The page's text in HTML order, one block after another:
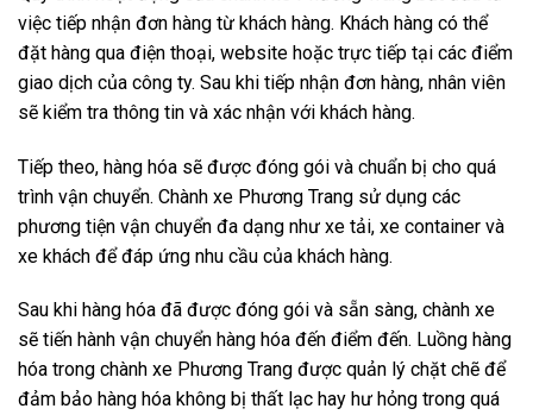
việc tiếp nhận đơn hàng từ khách hàng. Khách hàng có thể
đặt hàng qua điện thoại, website hoặc trực tiếp tại các điểm
giao dịch của công ty. Sau khi tiếp nhận đơn hàng, nhân viên
sẽ kiểm tra thông tin và xác nhận với khách hàng.
Tiếp theo, hàng hóa sẽ được đóng gói và chuẩn bị cho quá
trình vận chuyển. Chành xe Phương Trang sử dụng các
phương tiện vận chuyển đa dạng như xe tải, xe container và
xe khách để đáp ứng nhu cầu của khách hàng.
Sau khi hàng hóa đã được đóng gói và sẵn sàng, chành xe
sẽ tiến hành vận chuyển hàng hóa đến điểm đến. Luồng hàng
hóa trong chành xe Phương Trang được quản lý chặt chẽ để
đảm bảo hàng hóa không bị thất lạc hay hư hỏng trong quá